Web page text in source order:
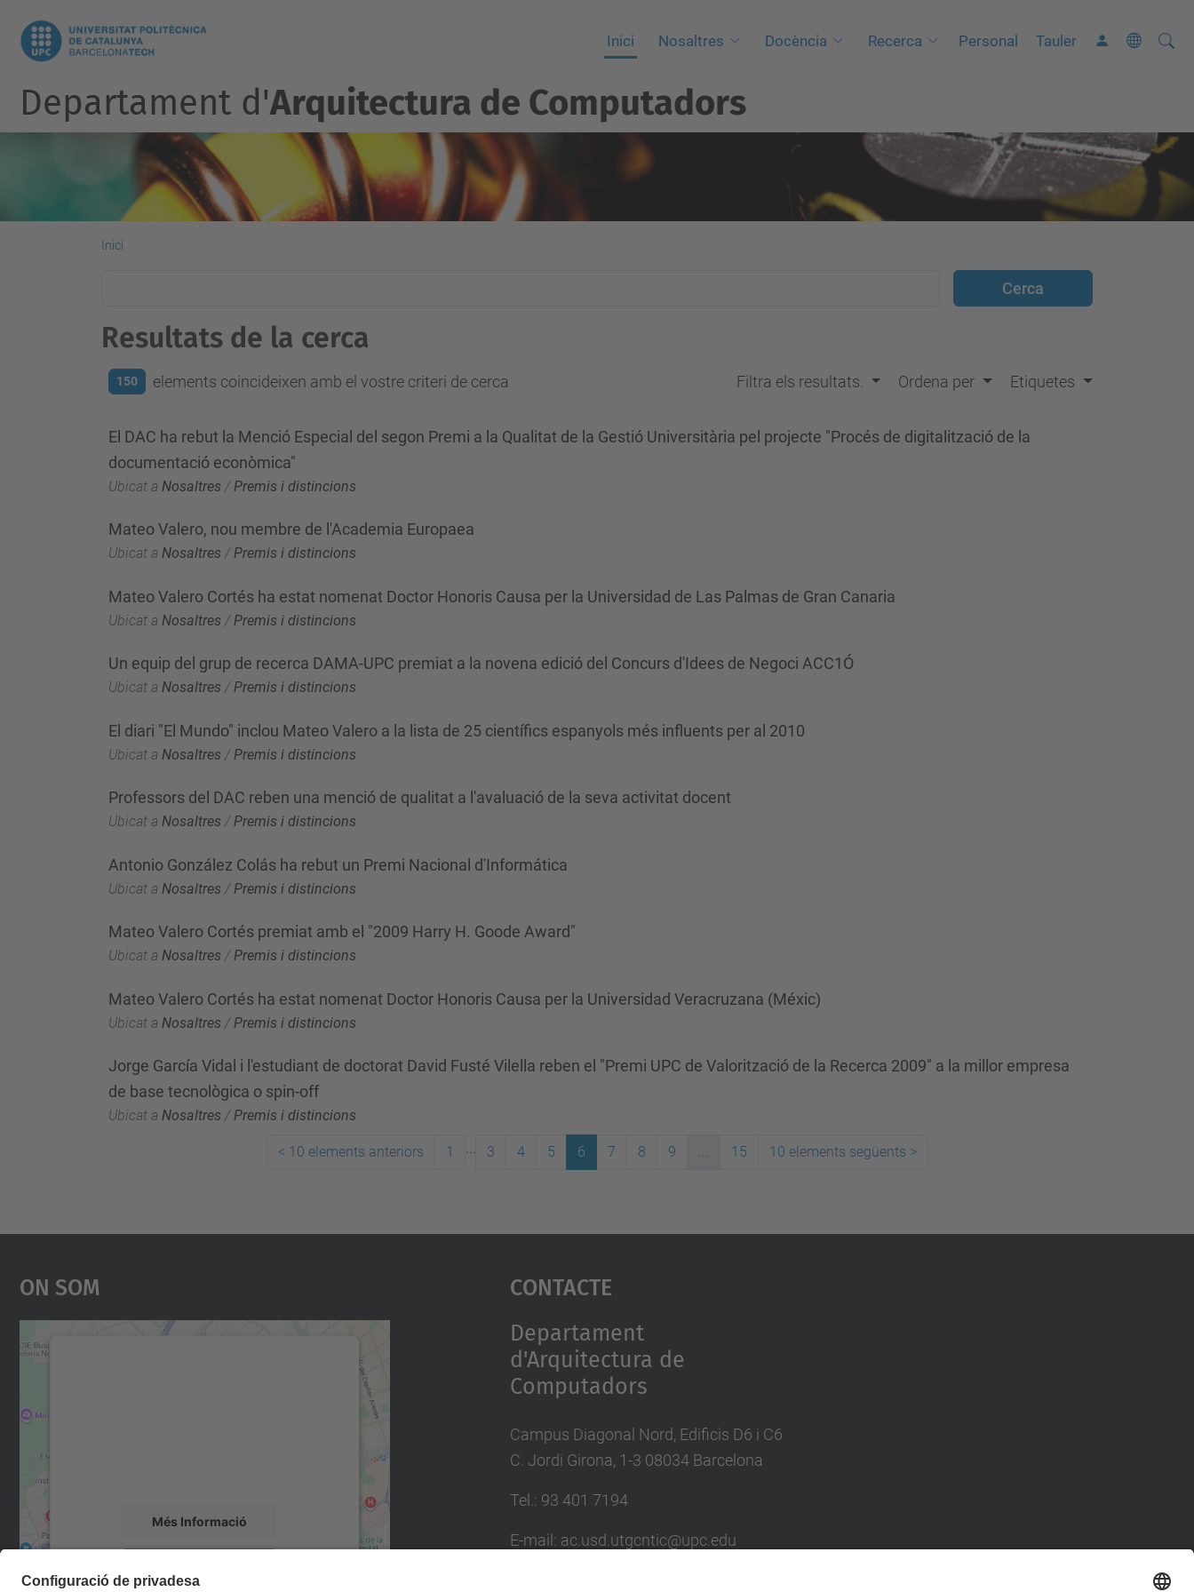
Inici Nosaltres Docència Recerca Personal Tauler Cerca
C
a
a
Departament d'Arquitectura de Computadors
Inici
Resultats de la cerca
150 elements coincideixen amb el vostre criteri de cerca Filtra els resultats. Ordena per Etiquetes
El DAC ha rebut la Menció Especial del segon Premi a la Qualitat de la Gestió Universitària pel projecte "Procés de digitalització de la
documentació econòmica"
Ubicat a Nosaltres / Premis i distincions
Mateo Valero, nou membre de l'Academia Europaea
Ubicat a Nosaltres /Premis i distincions
Mateo Valero Cortés ha estat nomenat Doctor Honoris Causa per la Universidad de Las Palmas de Gran Canaria
Ubicat a Nosaltres / Premis i distincions
Un equip del grup de recerca DAMA-UPC premiat a la novena edició del Concurs d'Idees de Negoci ACC1Ó
Ubicat a Nosaltres /Premis i distincions
El diari "El Mundo" inclou Mateo Valero a la lista de 25 científics espanyols més influents per al 2010
Ubicat a Nosaltres / Premis i distincions
Professors del DAC reben una menció de qualitat a l'avaluació de la seva activitat docent
Ubicat a Nosaltres /Premis i distincions
Antonio González Colás ha rebut un Premi Nacional d'Informática
Ubicat a Nosaltres / Premis i distincions
Mateo Valero Cortés premiat amb el "2009 Harry H. Goode Award"
Ubicat a Nosaltres /Premis i distincions
Mateo Valero Cortés ha estat nomenat Doctor Honoris Causa per la Universidad Veracruzana (Méxic)
Ubicat a Nosaltres / Premis i distincions
Jorge García Vidal i l'estudiant de doctorat David Fusté Vilella reben el "Premi UPC de Valorització de la Recerca 2009" a la millor empresa
de base tecnològica o spin-off
Ubicat a Nosaltres /Premis i distincions
< 10 elements anteriors 1 3 4 5 6 7 8 9 ... 15 10 elements següents >
On Som
Més Informació
Contacte
Departament
d'Arquitectura de
Computadors
Campus Diagonal Nord, Edificis D6 i C6
C. Jordi Girona, 1-3 08034 Barcelona
Tel.: 93 401 7194
E-mail: ac.usd.utgcntic@upc.edu